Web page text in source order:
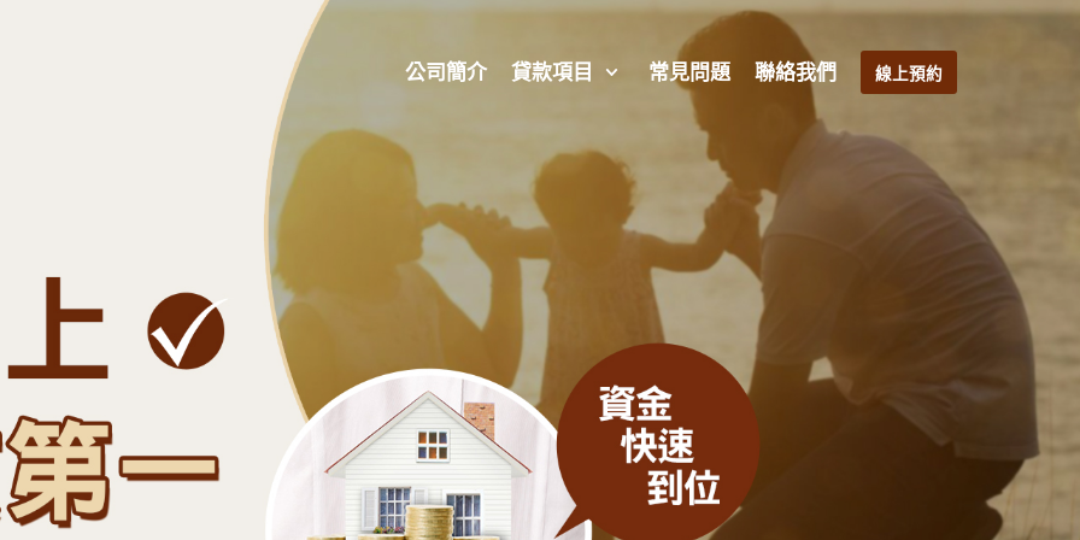
公司簡介 貸款項目 常見問題 聯絡我們 線上預約